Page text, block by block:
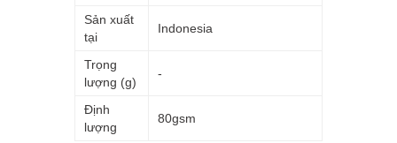
Sản xuất
tại
Indonesia
Trọng
lượng (g)
-
Định
lượng
80gsm